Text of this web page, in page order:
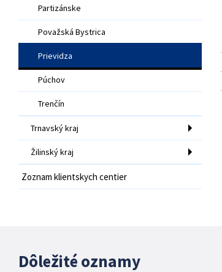
Partizánske
Považská Bystrica
Prievidza
Púchov
Trenčín
Trnavský kraj
Žilinský kraj
Zoznam klientskych centier
Dôležité oznamy